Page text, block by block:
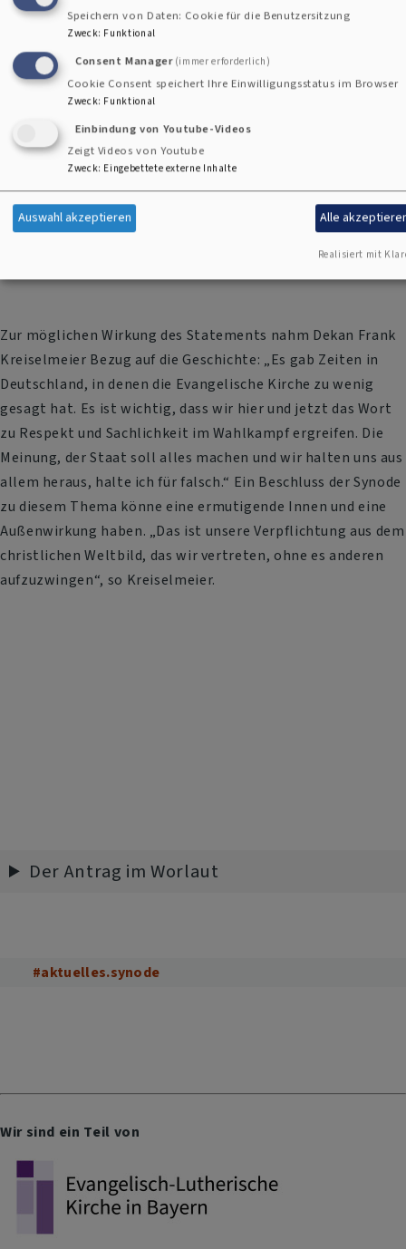
Bildrechte
Zur möglichen Wirkung des Statements nahm Dekan Frank
Kreiselmeier Bezug auf die Geschichte: „Es gab Zeiten in
Deutschland, in denen die Evangelische Kirche zu wenig
gesagt hat. Es ist wichtig, dass wir hier und jetzt das Wort
zu Respekt und Sachlichkeit im Wahlkampf ergreifen. Die
Meinung, der Staat soll alles machen und wir halten uns aus
allem heraus, halte ich für falsch.“ Ein Beschluss der Synode
zu diesem Thema könne eine ermutigende Innen und eine
Außenwirkung haben. „Das ist unsere Verpflichtung aus dem
christlichen Weltbild, das wir vertreten, ohne es anderen
aufzuzwingen“, so Kreiselmeier.
Der Antrag im Worlaut
#aktuelles.synode
Wir sind ein Teil von
Speichern von Daten: Cookie für die Benutzersitzung
Zweck: Funktional
Consent Manager (immer erforderlich)
Cookie Consent speichert Ihre Einwilligungsstatus im Browser
Zweck: Funktional
Einbindung von Youtube-Videos
Zeigt Videos von Youtube
Zweck: Eingebettete externe Inhalte
Auswahl akzeptieren Alle
Realisiert mit